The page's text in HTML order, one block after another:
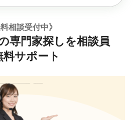
料相談受付中》
専門家探しを相談員
料サポート